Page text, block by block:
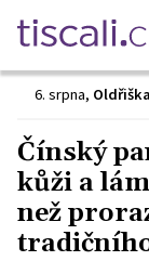
6. srpna, Oldřiška
Čínský
kůži a
než